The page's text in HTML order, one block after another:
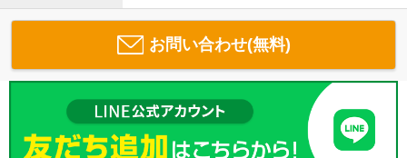
お問い合わせ(無料)